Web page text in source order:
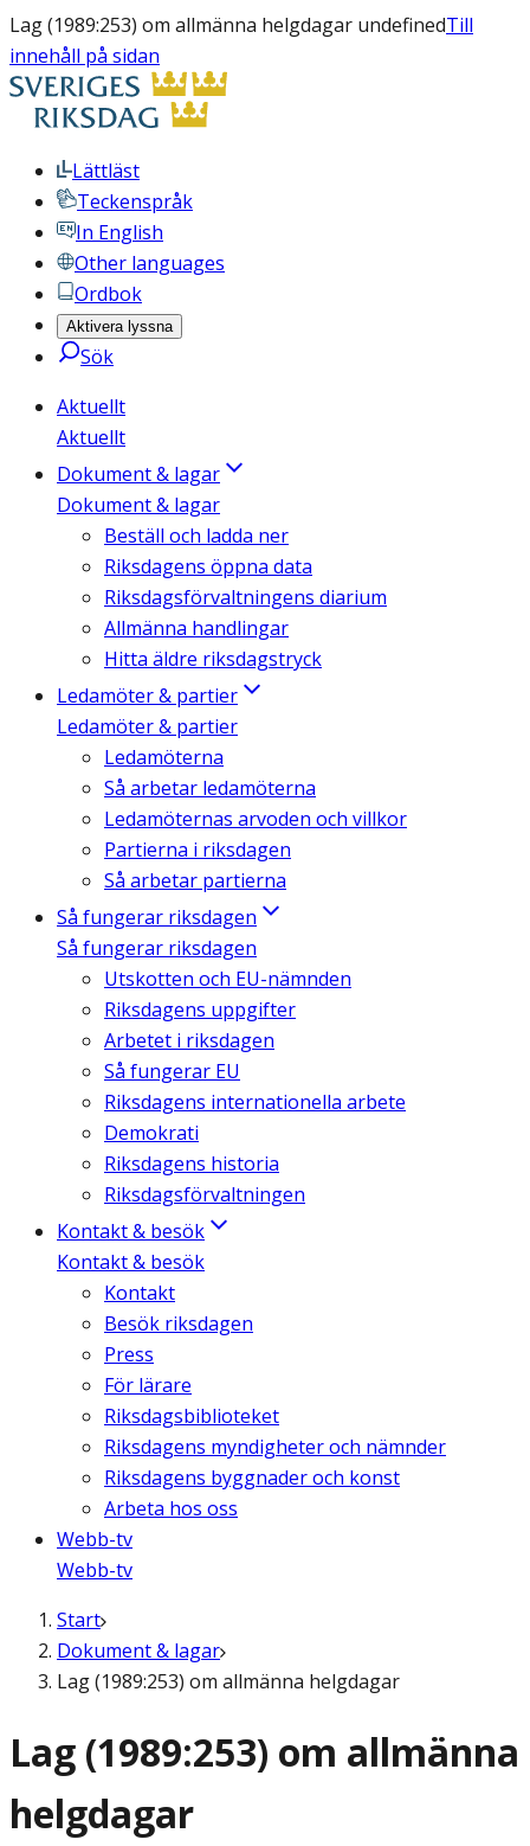
Lag (1989:253) om allmänna helgdagar undefinedTill
innehåll på sidan
Lättläst
Teckenspråk
In English
Other languages
Ordbok
Aktivera lyssna
Sök
Aktuellt
Aktuellt
Dokument & lagar
Dokument & lagar
Beställ och ladda ner
Riksdagens öppna data
Riksdagsförvaltningens diarium
Allmänna handlingar
Hitta äldre riksdagstryck
Ledamöter & partier
Ledamöter & partier
Ledamöterna
Så arbetar ledamöterna
Ledamöternas arvoden och villkor
Partierna i riksdagen
Så arbetar partierna
Så fungerar riksdagen
Så fungerar riksdagen
Utskotten och EU-nämnden
Riksdagens uppgifter
Arbetet i riksdagen
Så fungerar EU
Riksdagens internationella arbete
Demokrati
Riksdagens historia
Riksdagsförvaltningen
Kontakt & besök
Kontakt & besök
Kontakt
Besök riksdagen
Press
För lärare
Riksdagsbiblioteket
Riksdagens myndigheter och nämnder
Riksdagens byggnader och konst
Arbeta hos oss
Webb-tv
Webb-tv
Start
Dokument & lagar
Lag (1989:253) om allmänna helgdagar
Lag (1989:253) om allmänna
helgdagar